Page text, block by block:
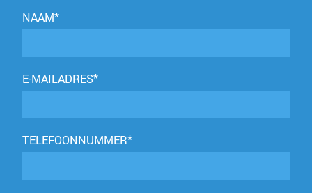
NAAM*
E-MAILADRES*
TELEFOONNUMMER*